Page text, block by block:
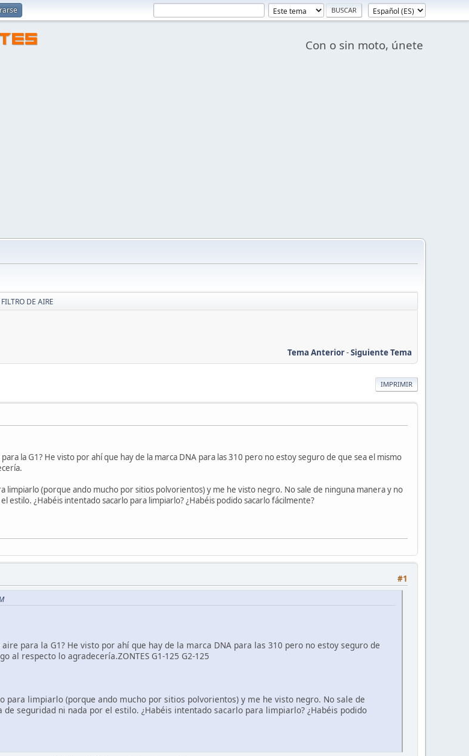
Con o sin moto, únete
FILTRO DE AIRE
Tema Anterior-Siguiente Tema
IMPRIMIR
la G1? He visto por ahí que hay de la marca DNA para las 310 pero no estoy seguro de que sea el mismo
limpiarlo (porque ando mucho por sitios polvorientos) y me he visto negro. No sale de ninguna manera y no
estilo. ¿Habéis intentado sacarlo para limpiarlo? ¿Habéis podido sacarlo fácilmente?
#1
para la G1? He visto por ahí que hay de la marca DNA para las 310 pero no estoy seguro de
al respecto lo agradecería.ZONTES G1-125 G2-125
para limpiarlo (porque ando mucho por sitios polvorientos) y me he visto negro. No sale de
de seguridad ni nada por el estilo. ¿Habéis intentado sacarlo para limpiarlo? ¿Habéis podido